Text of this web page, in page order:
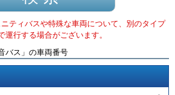
ティバスや特殊な車両について、別のタイプ
運行する場合がございます。
バス 」 の車両番号